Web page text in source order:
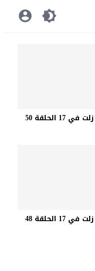
الحلقة 50
الحلقة 48